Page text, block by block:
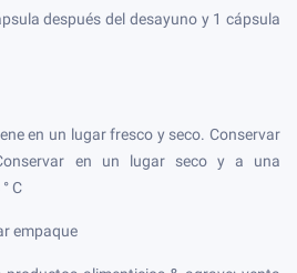
después del desayuno y 1 cápsula
en un lugar fresco y seco. Conservar
en un lugar seco y a una
C
empaque